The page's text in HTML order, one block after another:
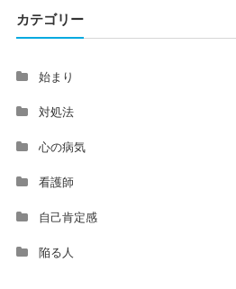
カテゴリー
始まり
対処法
心の病気
看護師
自己肯定感
陥る人